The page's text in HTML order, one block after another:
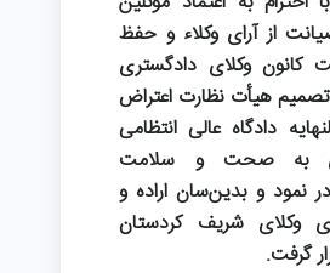
از آرای وکلاء و حفظ
کانون وکلای دادگستری
تصمیم هیأت نظارت اعتراض
دادگاه عالی انتظامی
به صحت و سلامت
نمود و بدین‌سان اراده و
وکلای شریف کردستان
گرفت.